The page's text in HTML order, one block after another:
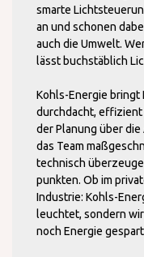
smarte
an und schonen
auch die Umwelt.
lässt buchstäblich
Kohls-Energie bringt
durchdacht, effizient
der Planung über
das Team
technisch
punkten. Ob im
Industrie: Kohls-
leuchtet, sondern
noch Energie